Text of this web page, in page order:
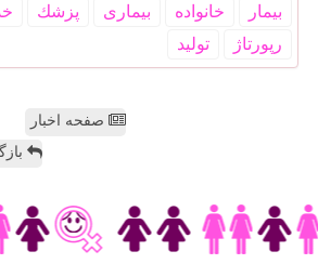
بیمار خانواده بیماری پزشك
رپورتاژ
تولید
صفحه اخبار